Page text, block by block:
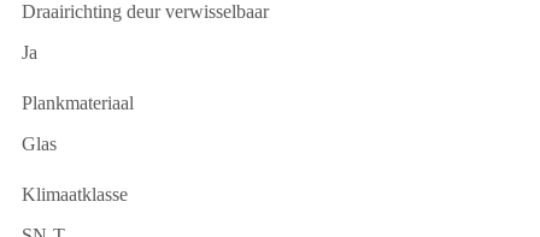
Draairichting deur verwisselbaar
Ja
Plankmateriaal
Glas
Klimaatklasse